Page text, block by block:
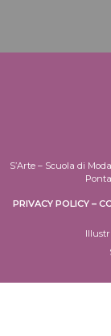
S’Arte – Scuola di
PRIVACY POLICY –